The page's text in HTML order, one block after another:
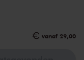
vanaf 29,00